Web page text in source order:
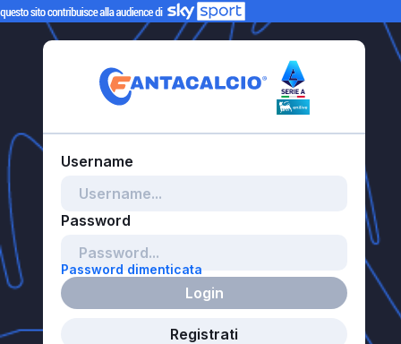
Password dimenticata
Login
Registrati